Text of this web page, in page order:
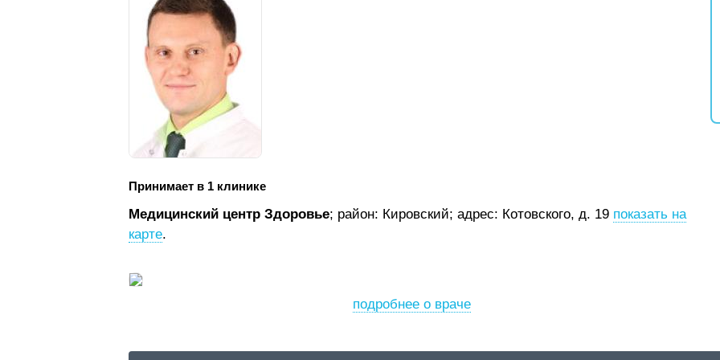
Принимает в 1 клинике
Медицинский центр Здоровье; район: Кировский; адрес: Котовского, д. 19 показать на
карте.
подробнее о враче